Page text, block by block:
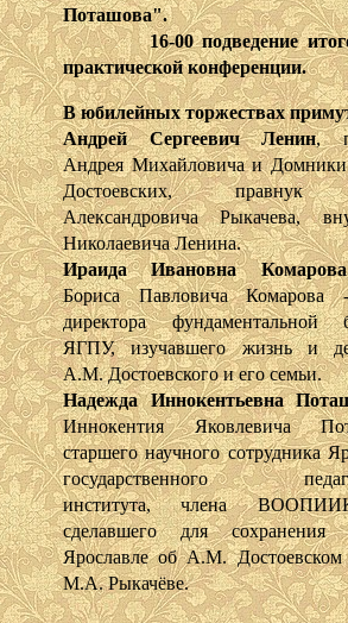
Поташова".
16-00 подведение
практической конференции.
В юбилейных торжествах
Андрей Сергеевич Ленин,
Андрея Михайловича и
Достоевских, правнук
Александровича Рыкачева,
Николаевича Ленина.
Ираида Ивановна Комарова
Бориса Павловича Комарова
директора фундаментальной
ЯГПУ, изучавшего жизнь и
А.М. Достоевского и его семьи.
Надежда Иннокентьевна
Иннокентия Яковлевича
старшего научного сотрудника
государственного
института, члена
сделавшего для
Ярославле об А.М. Достоевском
М.А. Рыкачёве.